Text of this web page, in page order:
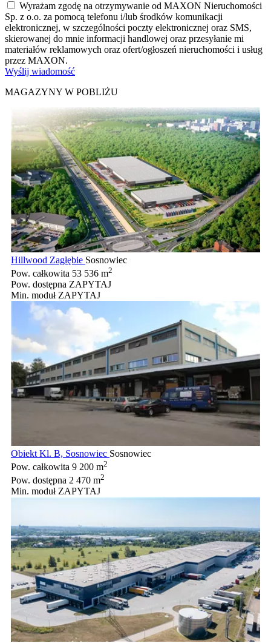
Wyrażam zgodę na otrzymywanie od MAXON Nieruchomości
Sp. z o.o. za pomocą telefonu i/lub środków komunikacji
elektronicznej, w szczególności poczty elektronicznej oraz SMS,
skierowanej do mnie informacji handlowej oraz przesyłanie mi
materiałów reklamowych oraz ofert/ogłoszeń nieruchomości i usług
przez MAXON.
Wyślij wiadomość
MAGAZYNY W POBLIŻU
Hillwood Zagłębie Sosnowiec
Pow. całkowita 53 536 m2
Pow. dostępna ZAPYTAJ
Min. moduł ZAPYTAJ
Obiekt Kl. B, Sosnowiec Sosnowiec
Pow. całkowita 9 200 m2
Pow. dostępna 2 470 m2
Min. moduł ZAPYTAJ